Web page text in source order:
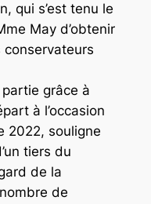
qui s’est tenu le
May d’obtenir
grâce à
à l’occasion
2022, souligne
tiers du
de la
de